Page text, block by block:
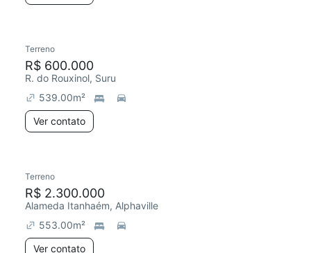
Terreno
R$ 600.000
R. do Rouxinol, Suru
539.00m²
Ver contato
Terreno
R$ 2.300.000
Alameda Itanhaém, Alphaville
553.00m²
Ver contato